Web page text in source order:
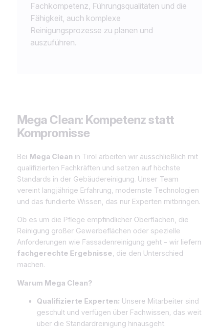
Fachkompetenz, Führungsqualitäten und die
Fähigkeit, auch komplexe
Reinigungsprozesse zu planen und
auszuführen.
Mega Clean: Kompetenz statt
Kompromisse
Bei Mega Clean in Tirol arbeiten wir ausschließlich mit
qualifizierten Fachkräften und setzen auf höchste
Standards in der Gebäudereinigung. Unser Team
vereint langjährige Erfahrung, modernste Technologien
und das fundierte Wissen, das nur Experten mitbringen.
Ob es um die Pflege empfindlicher Oberflächen, die
Reinigung großer Gewerbeflächen oder spezielle
Anforderungen wie Fassadenreinigung geht – wir liefern
fachgerechte Ergebnisse, die den Unterschied
machen.
Warum Mega Clean?
Qualifizierte Experten: Unsere Mitarbeiter sind
geschult und verfügen über Fachwissen, das weit
über die Standardreinigung hinausgeht.